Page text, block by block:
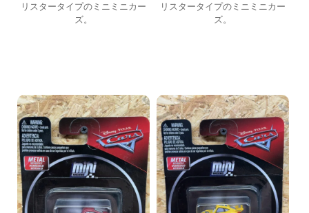
リスタータイプのミニミニカー
ズ。
リスタータイプのミニミニカー
ズ。